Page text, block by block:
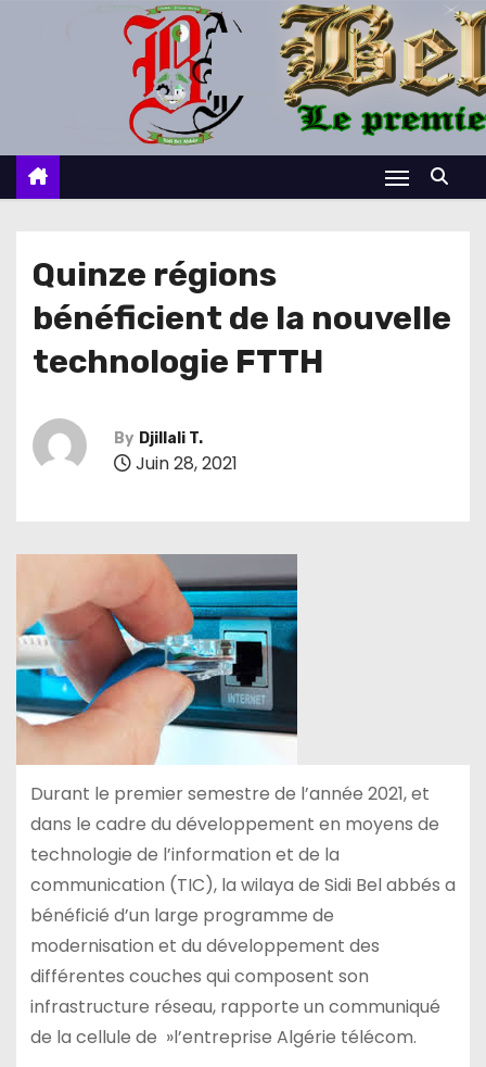
c
Quinze régions
bénéficient de la nouvelle
technologie FTTH
By Djillali T.
Juin 28, 2021
Durant le premier semestre de l’année 2021, et
dans le cadre du développement en moyens de
technologie de l’information et de la
communication (TIC), la wilaya de Sidi Bel abbés a
bénéficié d’un large programme de
modernisation et du développement des
différentes couches qui composent son
infrastructure réseau, rapporte un communiqué
de la cellule de »l’entreprise Algérie télécom.